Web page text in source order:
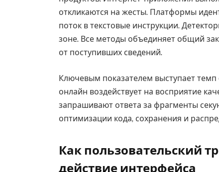
откликаются на жесты. Платформы
поток в текстовые инструкции.
зоне. Все методы объединяет общий
от поступивших сведений.
Ключевым показателем выступает
онлайн воздействует на восприятие
запрашивают ответа за фрагменты
оптимизации кода, сохранения и
Как пользовательский
действие интерфейса